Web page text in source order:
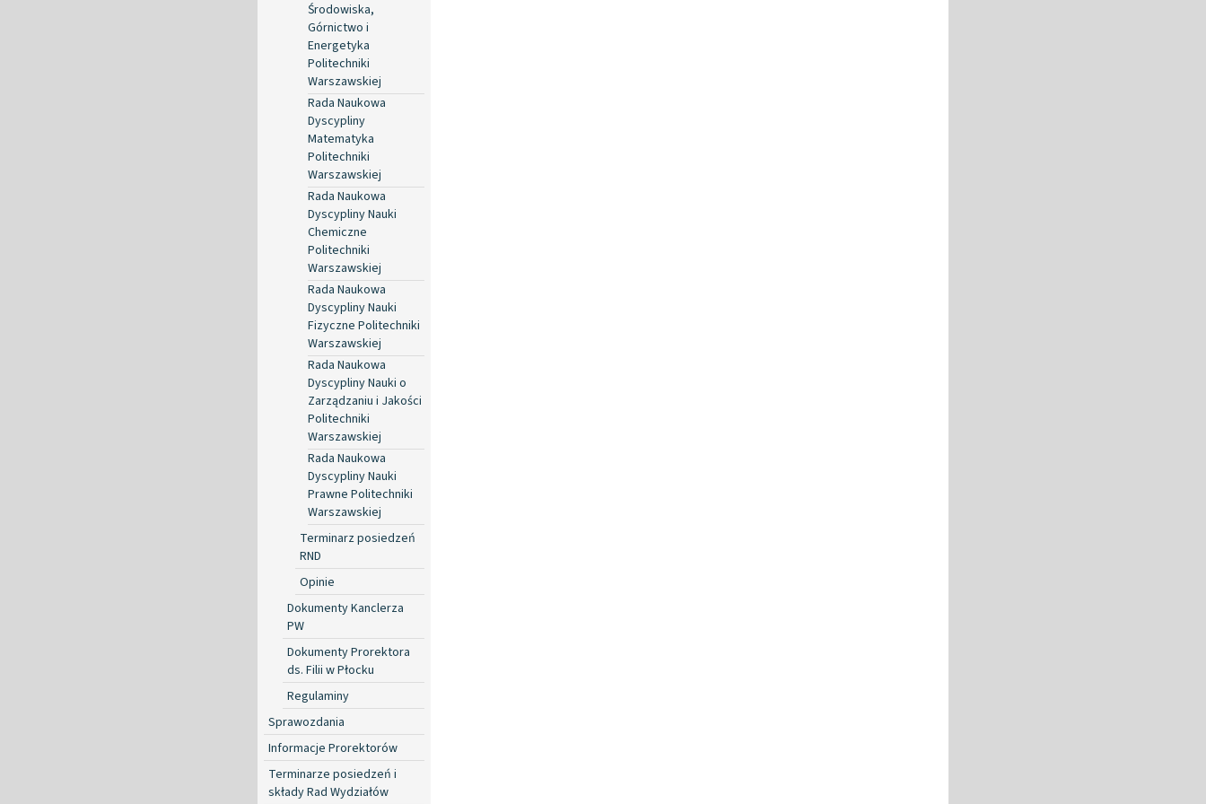
Środowiska,
Górnictwo i
Energetyka
Politechniki
Warszawskiej
Rada Naukowa
Dyscypliny
Matematyka
Politechniki
Warszawskiej
Rada Naukowa
Dyscypliny Nauki
Chemiczne
Politechniki
Warszawskiej
Rada Naukowa
Dyscypliny Nauki
Fizyczne Politechniki
Warszawskiej
Rada Naukowa
Dyscypliny Nauki o
Zarządzaniu i Jakości
Politechniki
Warszawskiej
Rada Naukowa
Dyscypliny Nauki
Prawne Politechniki
Warszawskiej
Terminarz posiedzeń
RND
Opinie
Dokumenty Kanclerza
PW
Dokumenty Prorektora
ds. Filii w Płocku
Regulaminy
Sprawozdania
Informacje Prorektorów
Terminarze posiedzeń i
składy Rad Wydziałów